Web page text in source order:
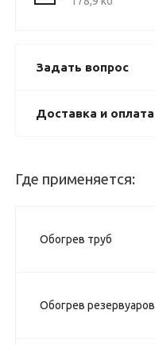
Задать вопрос
Доставка и оплата
Где применяется:
Обогрев труб
Обогрев резервуаров